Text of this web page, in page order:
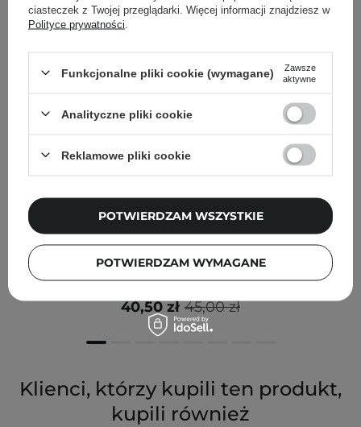
PROMOCJA
Some By Mi - AHA BHA PHA 30 Days Miracle Cleansing
Bar - Mydło Oczyszczające do Twarzy z Kwasami
45,00 zł
40,50 zł
Klienci, którzy kupili ten produkt,
kupili również
ciasteczek z Twojej przeglądarki. Więcej informacji znajdziesz w
Polityce prywatności
Funkcjonalne pliki cookie (wymagane)
Zawsze
aktywne
Analityczne pliki cookie
Reklamowe pliki cookie
POTWIERDZAM WYMAGANE
POTWIERDZAM WSZYSTKIE